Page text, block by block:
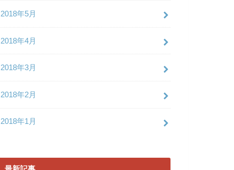
2018年5月
2018年4月
2018年3月
2018年2月
2018年1月